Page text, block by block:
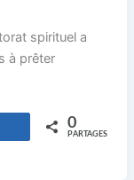
spirituel a
à prêter
Partagez 0
PARTAGES